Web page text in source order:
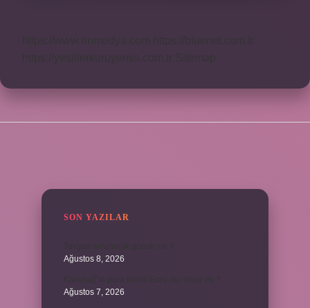
SON YAZILAR
Ağustos 8, 2026
Ağustos 7, 2026